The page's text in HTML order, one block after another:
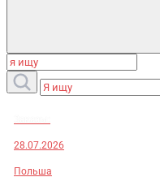
28.07.2026
Польша